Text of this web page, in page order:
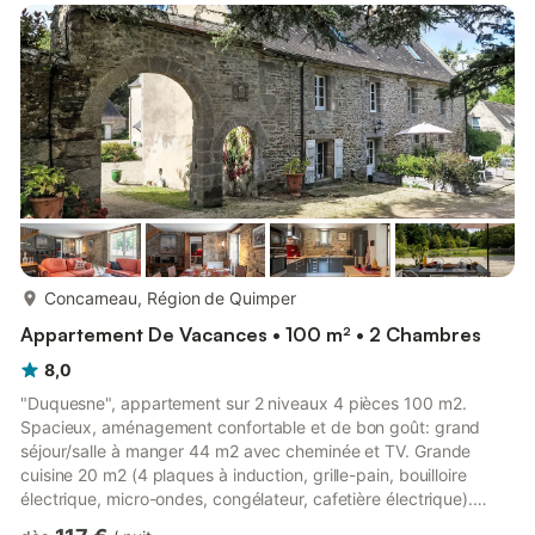
Une pièce de vie de 18 m² avec canapé-lit double, TV, coin
repas - Une cuisine équipée avec notamment ...
Concarneau, Région de Quimper
Appartement De Vacances • 100 m² • 2 Chambres
8,0
"Duquesne", appartement sur 2 niveaux 4 pièces 100 m2.
Spacieux, aménagement confortable et de bon goût: grand
séjour/salle à manger 44 m2 avec cheminée et TV. Grande
cuisine 20 m2 (4 plaques à induction, grille-pain, bouilloire
électrique, micro-ondes, congélateur, cafetière électrique).